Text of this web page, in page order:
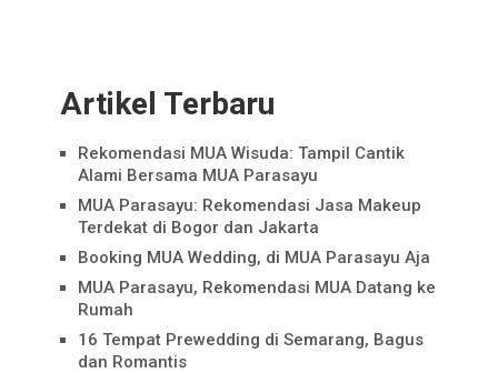
Artikel Terbaru
Rekomendasi MUA Wisuda: Tampil Cantik
Alami Bersama MUA Parasayu
MUA Parasayu: Rekomendasi Jasa Makeup
Terdekat di Bogor dan Jakarta
Booking MUA Wedding, di MUA Parasayu Aja
MUA Parasayu, Rekomendasi MUA Datang ke
Rumah
16 Tempat Prewedding di Semarang, Bagus
dan Romantis